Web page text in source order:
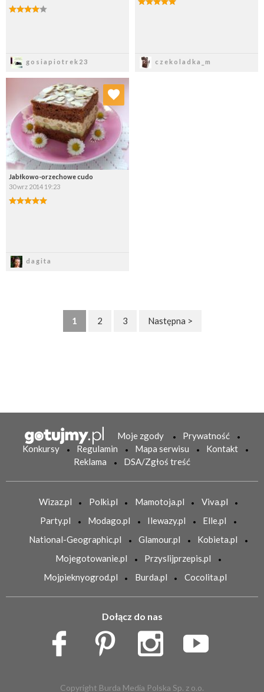
gosiapiotrek23 czekoladka_m
Jabłkowo-orzechowe cudo
30 wrz 2014 19:23
dagita
Dodaj do ulubionych
Wybierz listę:
1 2 3 Następna >
Moje zgody
Prywatność
Konkursy
Regulamin Mapa serwisu
Kontakt
Reklama
DSA/Zgłoś treść
Wizaz.pl Polki.pl Mamotoja.pl
Viva.pl
Party.pl
Modago.pl Ilewazy.pl
Elle.pl
National-Geographic.pl
Glamour.pl
Kobieta.pl
Mojegotowanie.pl
Przyslijprzepis.pl
Mojpieknyogrod.pl
Burda.pl Cocolita.pl
Dołącz do nas
Copyright Burda Media Polska Sp. z o.o.